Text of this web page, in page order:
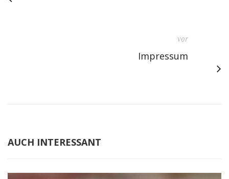
vor
Impressum
AUCH INTERESSANT